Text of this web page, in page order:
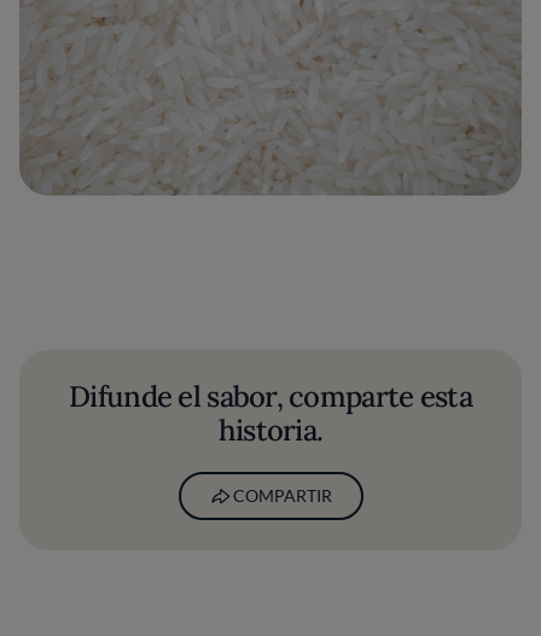
Difunde el sabor, comparte esta
historia.
COMPARTIR